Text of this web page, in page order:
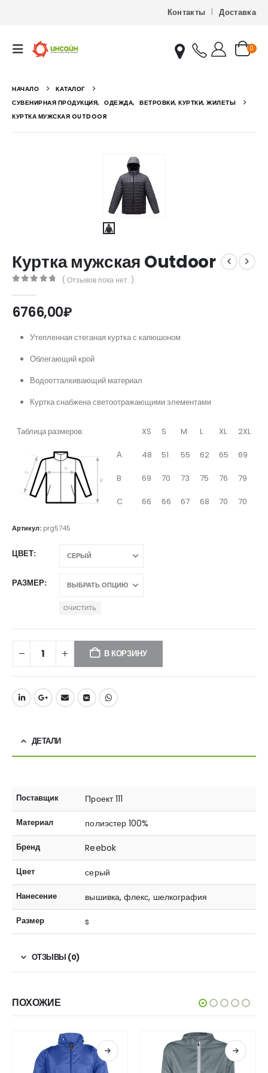
Контакты Доставка
0
НАЧАЛО
КАТАЛОГ
СУВЕНИРНАЯ ПРОДУКЦИЯ, ОДЕЖДА, ВЕТРОВКИ, КУРТКИ, ЖИЛЕТЫ
КУРТКА МУЖСКАЯ OUTDOOR
Куртка мужская Outdoor
( Отзывов пока нет. )
6766,00₽
Утепленная стеганая куртка с капюшоном
Облегающий крой
Водоотталкивающий материал
Куртка снабжена светоотражающими элементами
Таблица размеров: XS S M L XL 2XL
А 48 51 55 62 65 69
B 69 70 73 75 76 79
C 66 66 67 68 70 70
Артикул: prg5745
ЦВЕТ
РАЗМЕР
ОЧИСТИТЬ
В КОРЗИНУ
ДЕТАЛИ
Поставщик Проект 111
Материал полиэстер 100%
Бренд Reebok
Цвет серый
Нанесение вышивка, флекс, шелкография
Размер s
ОТЗЫВЫ (0)
ПОХОЖИЕ